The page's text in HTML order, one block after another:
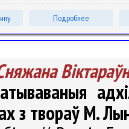
Подробнее
з твораў М.